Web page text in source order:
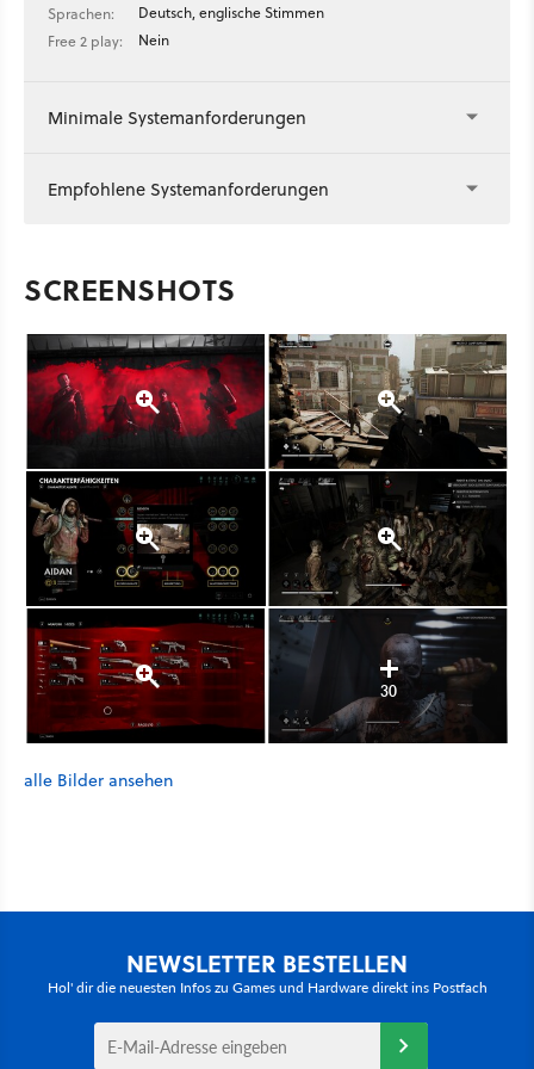
Sprachen:
Deutsch, englische Stimmen
Free 2 play:
Nein
Minimale Systemanforderungen
Empfohlene Systemanforderungen
SCREENSHOTS
30
alle Bilder ansehen
NEWSLETTER BESTELLEN
Hol' dir die neuesten Infos zu Games und Hardware direkt ins Postfach